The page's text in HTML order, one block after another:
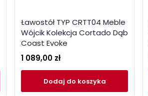
Ławostół TYP CRTT04 Meble
Wójcik Kolekcja Cortado Dąb
Coast Evoke
1 089,00 zł
Dodaj do koszyka